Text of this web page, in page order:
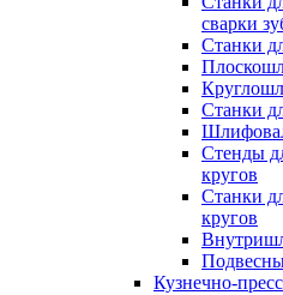
сварки
Станки
Станки
Стенды
кругов
Станки
кругов
Кузнечно-